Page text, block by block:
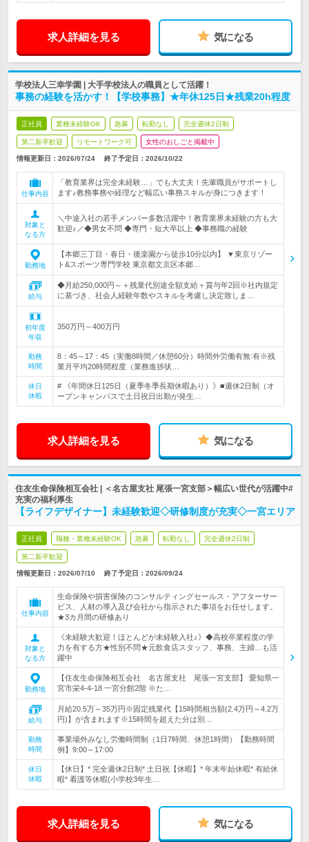
求人詳細を見る 気になる
学校法人三幸学園 | 大手学校法人の職員として活躍！
事務の経験を活かす！【学校事務】★年休125日★残業20h程度
正社員 業種未経験OK 急募 転勤なし 完全週休2日制
第二新卒歓迎 リモートワーク可 女性のおしごと掲載中
情報更新日：2026/07/24 終了予定日： 2026/10/22
仕事内容
「教育業界は完全未経験…」でも大丈夫！先輩職員がサポートし
ます♪教務事務や経理など幅広い事務スキルが身につきます！
対象と
なる方
＼中途入社の若手メンバー多数活躍中！教育業界未経験の方も大
歓迎♪／◆男女不問 ◆専門・短大卒以上 ◆事務職の経験
勤務地
【本郷三丁目・春日・後楽園から徒歩10分以内】 ▼東京リゾー
ト&スポーツ専門学校 東京都文京区本郷…
給与
◆月給250,000円～＋残業代別途全額支給＋賞与年2回※社内規定
に基づき、社会人経験年数やスキルを考慮し決定致しま…
初年度
年収
350万円～400万円
勤務
時間
8：45～17：45（実働8時間／休憩60分）時間外労働有無:有※残
業月平均20時間程度（業務進捗状…
休日
休暇
# 《年間休日125日（夏季冬季長期休暇あり）》■週休2日制（オ
ープンキャンパスで土日祝日出勤が発生…
求人詳細を見る 気になる
住友生命保険相互会社 | ＜名古屋支社 尾張一宮支部＞幅広い世代が活躍中#
充実の福利厚生
【ライフデザイナー】未経験歓迎◇研修制度が充実◇一宮エリア
正社員 職種・業種未経験OK 急募 転勤なし 完全週休2日制
第二新卒歓迎
情報更新日：2026/07/10 終了予定日： 2026/09/24
仕事内容
生命保険や損害保険のコンサルティングセールス・アフターサー
ビス、人材の導入及び会社から指示された事項をお任せします。
★3カ月間の研修あり
対象と
なる方
《未経験大歓迎！ほとんどが未経験入社♪》◆高校卒業程度の学
力を有する方★性別不問★元飲食店スタッフ、事務、主婦…も活
躍中
勤務地
【住友生命保険相互会社 名古屋支社 尾張一宮支部】 愛知県一
宮市栄4-4-18 一宮分館2階 ※た…
給与
月給20.5万～35万円※固定残業代【15時間相当額(2.4万円～4.2万
円)】が含まれます※15時間を超えた分は別…
勤務
時間
事業場外みなし労働時間制（1日7時間、休憩1時間）【勤務時間
例】9:00～17:00
休日
休暇
【休日】* 完全週休2日制* 土日祝【休暇】* 年末年始休暇* 有給休
暇* 看護等休暇(小学校3年生…
求人詳細を見る 気になる